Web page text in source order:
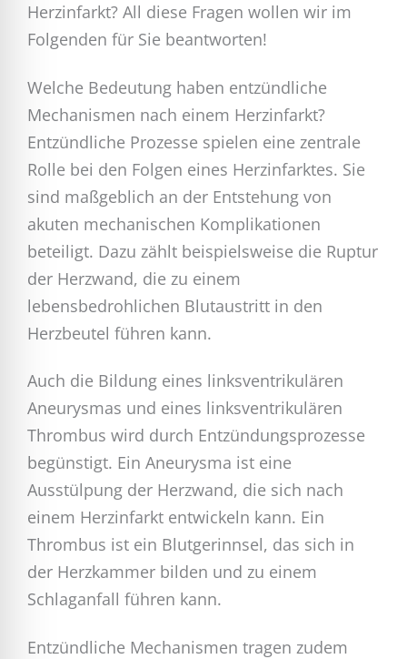
Herzinfarkt? All diese Fragen wollen wir im
Folgenden für Sie beantworten!
Welche Bedeutung haben entzündliche
Mechanismen nach einem Herzinfarkt?
Entzündliche Prozesse spielen eine zentrale
Rolle bei den Folgen eines Herzinfarktes. Sie
sind maßgeblich an der Entstehung von
akuten mechanischen Komplikationen
beteiligt. Dazu zählt beispielsweise die Ruptur
der Herzwand, die zu einem
lebensbedrohlichen Blutaustritt in den
Herzbeutel führen kann.
Auch die Bildung eines linksventrikulären
Aneurysmas und eines linksventrikulären
Thrombus wird durch Entzündungsprozesse
begünstigt. Ein Aneurysma ist eine
Ausstülpung der Herzwand, die sich nach
einem Herzinfarkt entwickeln kann. Ein
Thrombus ist ein Blutgerinnsel, das sich in
der Herzkammer bilden und zu einem
Schlaganfall führen kann.
Entzündliche Mechanismen tragen zudem